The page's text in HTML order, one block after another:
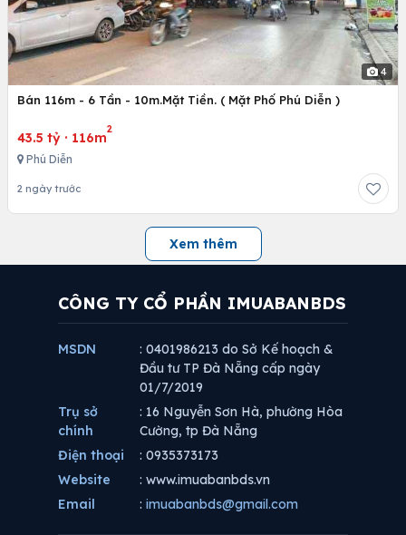
4
Bán 116m - 6 Tần - 10m.Mặt Tiền. ( Mặt Phố Phú Diễn )
43.5 tỷ · 116m
2
Phú Diễn
2 ngày trước
Xem thêm
CÔNG TY CỔ PHẦN IMUABANBDS
MSDN
: 0401986213 do Sở Kế hoạch &
Đầu tư TP Đà Nẵng cấp ngày
01/7/2019
Trụ sở
chính
: 16 Nguyễn Sơn Hà, phường Hòa
Cường, tp Đà Nẵng
Điện thoại
: 0935373173
Website
: www.imuabanbds.vn
Email
: imuabanbds@gmail.com